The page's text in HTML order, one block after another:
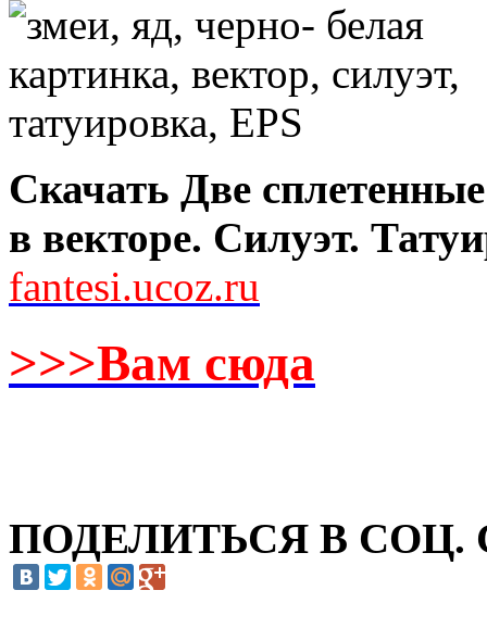
Скачать Две
в векторе. Силуэт.
fantesi.ucoz.ru
>>>Вам сюда
ПОДЕЛИТЬСЯ В СОЦ.